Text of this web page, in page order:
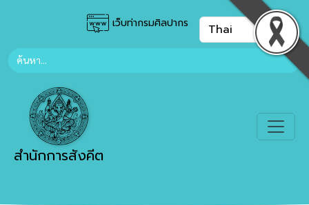
เว็บท่ากรมศิลปากร
สำนักการสังคีต